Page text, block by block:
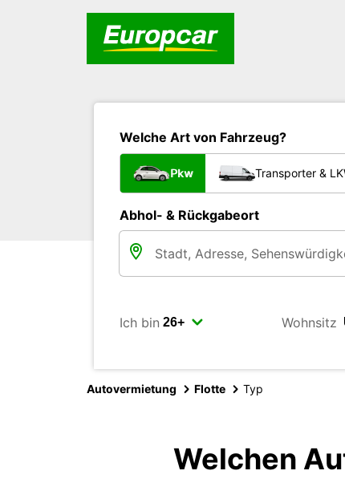
Welche Art von Fahrzeug?
Pkw Transporter &
Abhol- & Rückgabeort
Ich bin Wohnsitz
Autovermietung Flotte Typ
Welchen